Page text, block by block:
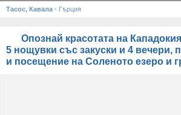
Тасос, Кавала · Гърция
Опознай красотата на
5 нощувки със закуски и 4 вечери,
и посещение на Соленото езеро и